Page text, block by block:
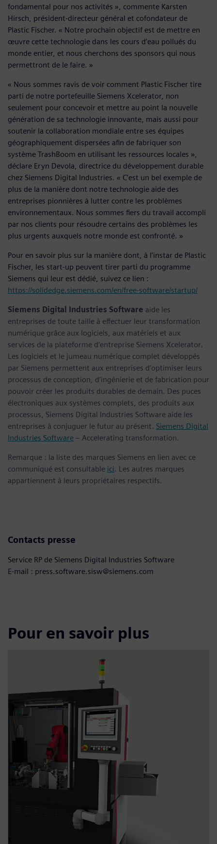
fondamental pour nos activités », commente Karsten
Hirsch, président-directeur général et cofondateur de
Plastic Fischer. « Notre prochain objectif est de mettre en
œuvre cette technologie dans les cours d’eau pollués du
monde entier, et nous cherchons des sponsors qui nous
permettront de le faire. »
« Nous sommes ravis de voir comment Plastic Fischer tire
parti de notre portefeuille Siemens Xcelerator, non
seulement pour concevoir et mettre au point la nouvelle
génération de sa technologie innovante, mais aussi pour
soutenir la collaboration mondiale entre ses équipes
géographiquement dispersées afin de fabriquer son
système TrashBoom en utilisant les ressources locales »,
déclare Eryn Devola, directrice du développement durable
chez Siemens Digital Industries. « C’est un bel exemple de
plus de la manière dont notre technologie aide des
entreprises pionnières à lutter contre les problèmes
environnementaux. Nous sommes fiers du travail accompli
par nos clients pour résoudre certains des problèmes les
plus urgents auxquels notre monde est confronté. »
Pour en savoir plus sur la manière dont, à l’instar de Plastic
Fischer, les start-up peuvent tirer parti du programme
Siemens qui leur est dédié, suivez ce lien :
https://solidedge.siemens.com/en/free-software/startup/
Siemens Digital Industries Software aide les
entreprises de toute taille à effectuer leur transformation
numérique grâce aux logiciels, aux matériels et aux
services de la plateforme d’entreprise Siemens Xcelerator.
Les logiciels et le jumeau numérique complet développés
par Siemens permettent aux entreprises d’optimiser leurs
processus de conception, d’ingénierie et de fabrication pour
pouvoir créer les produits durables de demain. Des puces
électroniques aux systèmes complets, des produits aux
processus, Siemens Digital Industries Software aide les
entreprises à conjuguer le futur au présent. Siemens Digital
Industries Software – Accelerating transformation.
Remarque : la liste des marques Siemens en lien avec ce
communiqué est consultable ici. Les autres marques
appartiennent à leurs propriétaires respectifs.
Contacts presse
Service RP de Siemens Digital Industries Software
E-mail : press.software.sisw@siemens.com
Pour en savoir plus